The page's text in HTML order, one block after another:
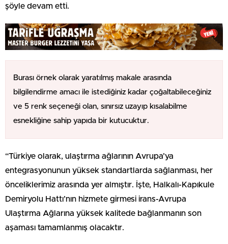
şöyle devam etti.
Burası örnek olarak yaratılmış makale arasında
bilgilendirme amacı ile istediğiniz kadar çoğaltabileceğiniz
ve 5 renk seçeneği olan, sınırsız uzayıp kısalabilme
esnekliğine sahip yapıda bir kutucuktur.
“Türkiye olarak, ulaştırma ağlarının Avrupa’ya
entegrasyonunun yüksek standartlarda sağlanması, her
önceliklerimiz arasında yer almıştır. İşte, Halkalı-Kapıkule
Demiryolu Hattı’nın hizmete girmesi irans-Avrupa
Ulaştırma Ağlarına yüksek kalitede bağlanmanın son
aşaması tamamlanmış olacaktır.